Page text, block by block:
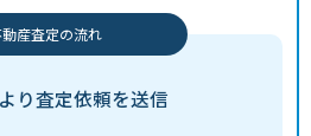
産査定の流れ
り査定依頼を送信